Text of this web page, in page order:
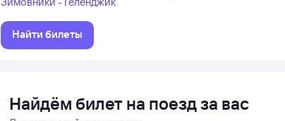
Найти билеты
Найдём билет на поезд за вас